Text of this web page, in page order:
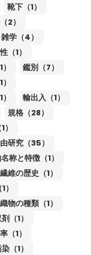
靴下（1）
2）
雑学（4）
（1）
鑑別（7）
輸出入（1）
規格（28）
研究（35）
称と特徴（1）
繊維の歴史（1）
物の種類（1）
（1）
（1）
（1）